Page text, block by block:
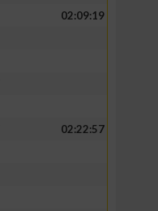
02:09:19
02:22:57